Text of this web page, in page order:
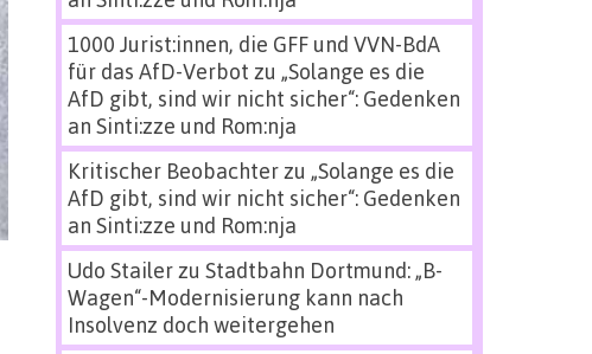
1000 Jurist:innen, die GFF und VVN-BdA
für das AfD-Verbot zu „Solange es die
AfD gibt, sind wir nicht sicher“: Gedenken
an Sinti:zze und Rom:nja
Kritischer Beobachterzu „Solange es die
AfD gibt, sind wir nicht sicher“: Gedenken
an Sinti:zze und Rom:nja
Udo Stailerzu Stadtbahn Dortmund: „B-
Wagen“-Modernisierung kann nach
Insolvenz doch weitergehen